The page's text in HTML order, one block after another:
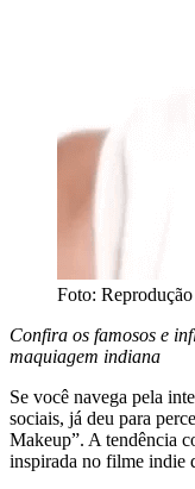
Foto:
Confira os famosos e
maquiagem indiana
Se você navega pela
sociais, já deu para
Makeup”. A tendência
inspirada no filme indie